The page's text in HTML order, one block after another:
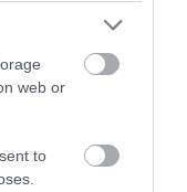
web or
to